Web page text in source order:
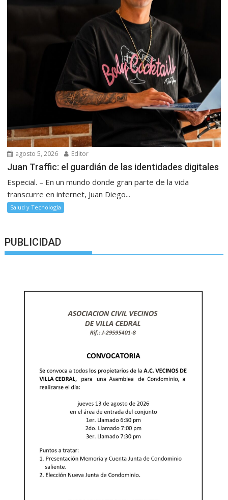
agosto 5, 2026 Editor
Juan Traffic: el guardián de las identidades digitales
Especial. – En un mundo donde gran parte de la vida
transcurre en internet, Juan Diego...
Salud y Tecnología
PUBLICIDAD